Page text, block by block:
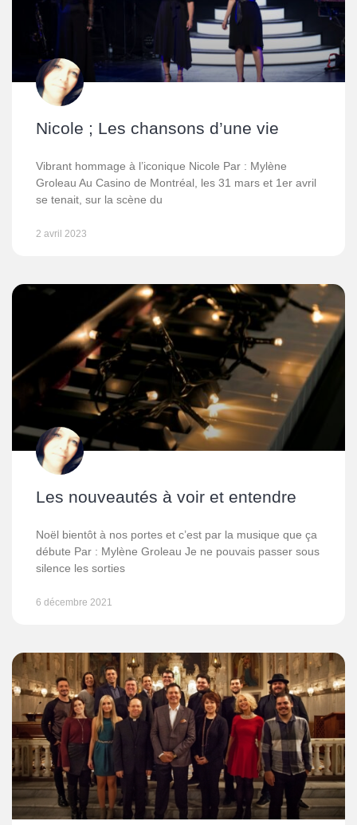
Nicole ; Les chansons d’une vie
Vibrant hommage à l’iconique Nicole Par : Mylène
Groleau Au Casino de Montréal, les 31 mars et 1er avril
se tenait, sur la scène du
2 avril 2023
Les nouveautés à voir et entendre
Noël bientôt à nos portes et c’est par la musique que ça
débute Par : Mylène Groleau Je ne pouvais passer sous
silence les sorties
6 décembre 2021